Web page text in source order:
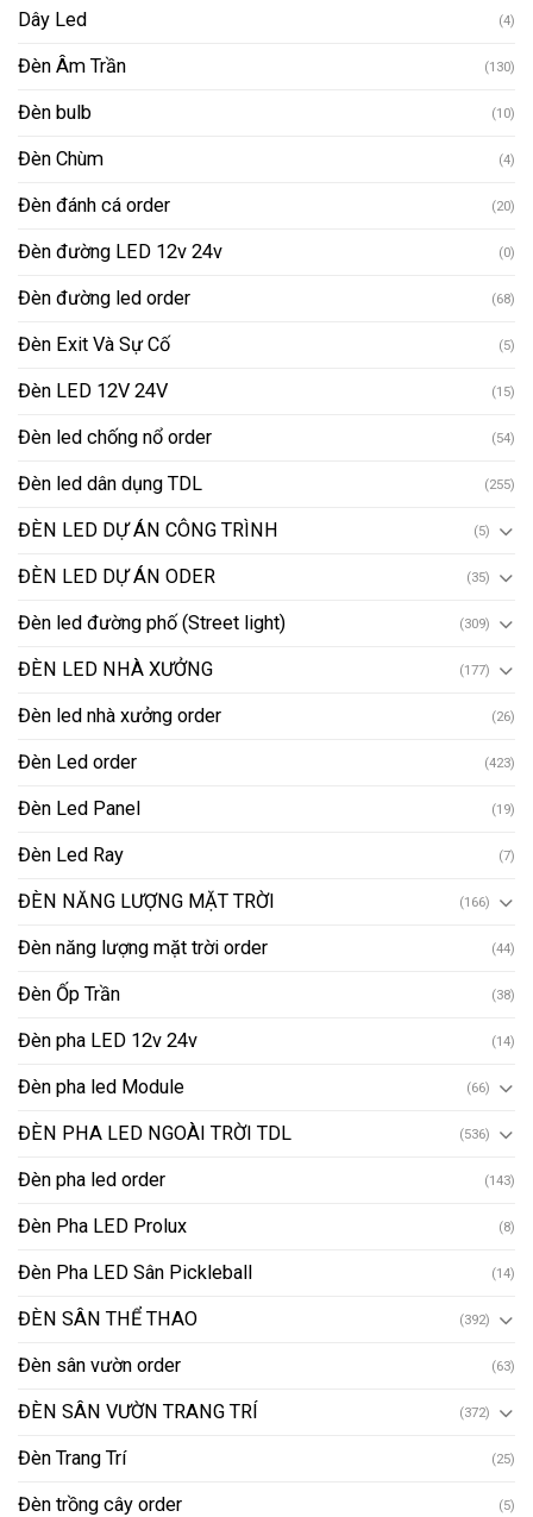
Dây Led (4)
Đèn Âm Trần (130)
Đèn bulb (10)
Đèn Chùm (4)
Đèn đánh cá order (20)
Đèn đường LED 12v 24v (0)
Đèn đường led order (68)
Đèn Exit Và Sự Cố (5)
Đèn LED 12V 24V (15)
Đèn led chống nổ order (54)
Đèn led dân dụng TDL (255)
ĐÈN LED DỰ ÁN CÔNG TRÌNH (5)
ĐÈN LED DỰ ÁN ODER (35)
Đèn led đường phố (Street light) (309)
ĐÈN LED NHÀ XƯỞNG (177)
Đèn led nhà xưởng order (26)
Đèn Led order (423)
Đèn Led Panel (19)
Đèn Led Ray (7)
ĐÈN NĂNG LƯỢNG MẶT TRỜI (166)
Đèn năng lượng mặt trời order (44)
Đèn Ốp Trần (38)
Đèn pha LED 12v 24v (14)
Đèn pha led Module (66)
ĐÈN PHA LED NGOÀI TRỜI TDL (536)
Đèn pha led order (143)
Đèn Pha LED Prolux (8)
Đèn Pha LED Sân Pickleball (14)
ĐÈN SÂN THỂ THAO (392)
Đèn sân vườn order (63)
ĐÈN SÂN VƯỜN TRANG TRÍ (372)
Đèn Trang Trí (25)
Đèn trồng cây order (5)